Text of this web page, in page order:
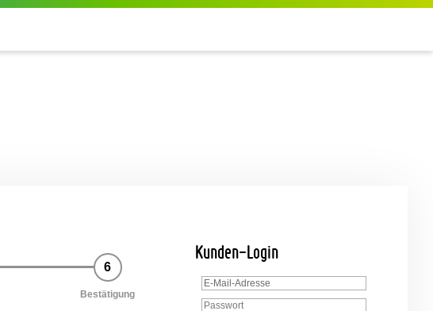
6
Bestätigung
Kunden-Login